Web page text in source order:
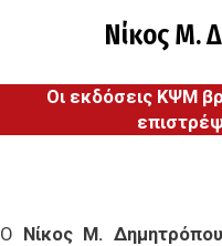
Νίκος Μ.
Οι εκδόσεις ΚΨΜ
Ο Νίκος M.